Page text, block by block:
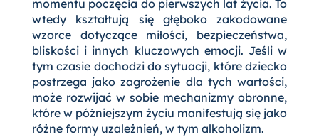
momentu poczęcia do pierwszych lat życia. To
wtedy kształtują się głęboko zakodowane
wzorce dotyczące miłości, bezpieczeństwa,
bliskości i innych kluczowych emocji. Jeśli w
tym czasie dochodzi do sytuacji, które dziecko
postrzega jako zagrożenie dla tych wartości,
może rozwijać w sobie mechanizmy obronne,
które w późniejszym życiu manifestują się jako
różne formy uzależnień, w tym alkoholizm.